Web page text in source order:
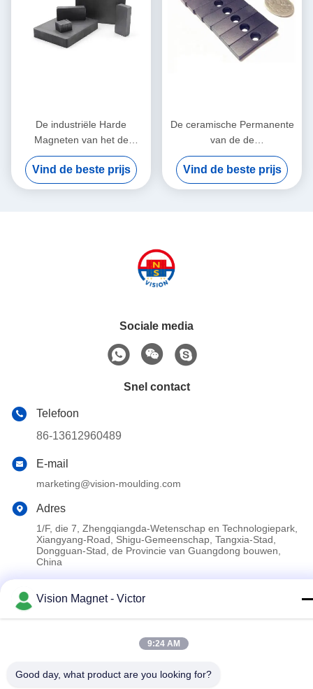
De industriële Harde
Magneten van het de
Magneten Ceramische
Ferriet van het Ferriet
Krachtige Blok
Vind de beste prijs
De ceramische Permanente
van de de
Magnetenzeldzame aarde
van het Ferrietblok
Magneten van de het
Vind de beste prijs
Sociale media
Snel contact
Telefoon
86-13612960489
E-mail
marketing@vision-moulding.com
Adres
1/F, die 7, Zhengqiangda-Wetenschap en Technologiepark,
Xiangyang-Road, Shigu-Gemeenschap, Tangxia-Stad,
Dongguan-Stad, de Provincie van Guangdong bouwen,
China
Auteursrecht © 2019-2026 Vision Magnetoelectricity Technology
Vision Magnet - Victor
9:24 AM
Good day, what product are you looking for?